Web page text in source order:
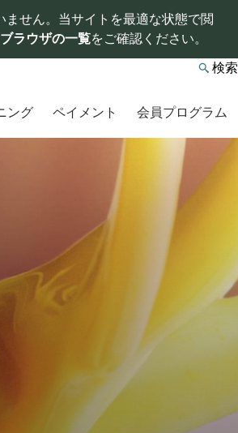
せん。当サイトを最適な状態で閲
ラウザの一覧をご確認ください。
検索
ング ペイメント 会員プログラム